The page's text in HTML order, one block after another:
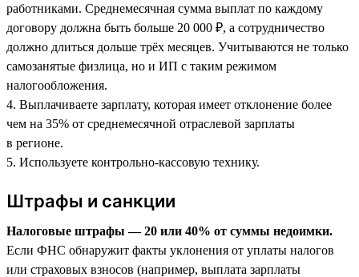
работниками. Среднемесячная сумма выплат по каждому
договору должна быть больше 20 000 ₽, а сотрудничество
должно длиться дольше трёх месяцев. Учитываются не только
самозанятые физлица, но и ИП с таким режимом
налогообложения.
4. Выплачиваете зарплату, которая имеет отклонение более
чем на 35% от среднемесячной отраслевой зарплаты
в регионе.
5. Используете контрольно-кассовую технику.
Штрафы и санкции
Налоговые штрафы — 20 или 40% от суммы недоимки.
Если ФНС обнаружит факты уклонения от уплаты налогов
или страховых взносов (например, выплата зарплаты